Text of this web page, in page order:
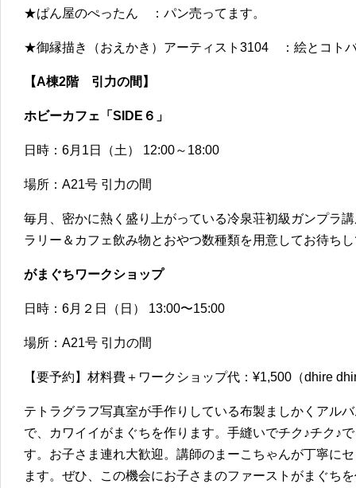
★ぱん屋のぺったん ：パン売ってます。
★御縁描き（おえかき）アーティスト3104 ：絵とコト
【A棟2階 引力の間】
ホビーカフェ「SIDE６」
日時：6月1日（土） 12:00～18:00
場所：A21号 引力の間
毎月、密かに熱く盛り上がっている冷泉荘初級ガンプラ
ラリー＆カフェ飲み物とおやつ数種類を用意してお待ち
がまぐちワークショップ
日時：6月２日（日） 13:00〜15:00
場所：A21号 引力の間
【要予約】材料費＋ワークショップ代：¥1,500（dhire
テトラグラフ写真室が手作りしている布製ましかくアル
で、カワイイがまぐちを作ります。手縫いでチク♪チク♪
す。お子さま連れ大歓迎。講師のまーこちゃんが丁寧に
ます。ぜひ、この機会にお子さまのファーストがまぐち